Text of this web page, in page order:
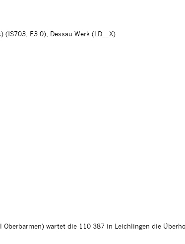
E3.0), Dessau Werk (LD__X)
wartet die 110 387 in Leichlingen die